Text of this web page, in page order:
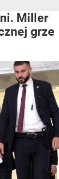
Miller
grze